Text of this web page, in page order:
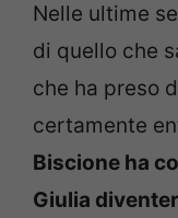
Nelle ultime
di quello che
che ha preso
certamente
Biscione ha
Giulia